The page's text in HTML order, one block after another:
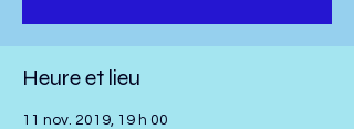
Heure et lieu
11 nov. 2019, 19 h 00